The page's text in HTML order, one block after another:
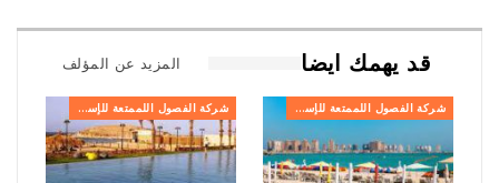
قد يهمك ايضا المزيد عن المؤلف
شركة الفصول اللممتعة للإستثمار السياحي شركة الفصول اللممتعة للإستثمار السياحي